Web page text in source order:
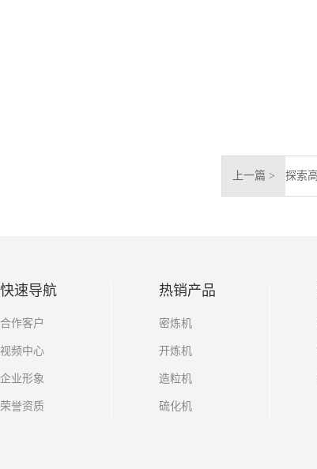
上一篇 >
快速导航
合作客户
视频中心
企业形象
荣誉资质
热销产品
密炼机
开炼机
造粒机
硫化机